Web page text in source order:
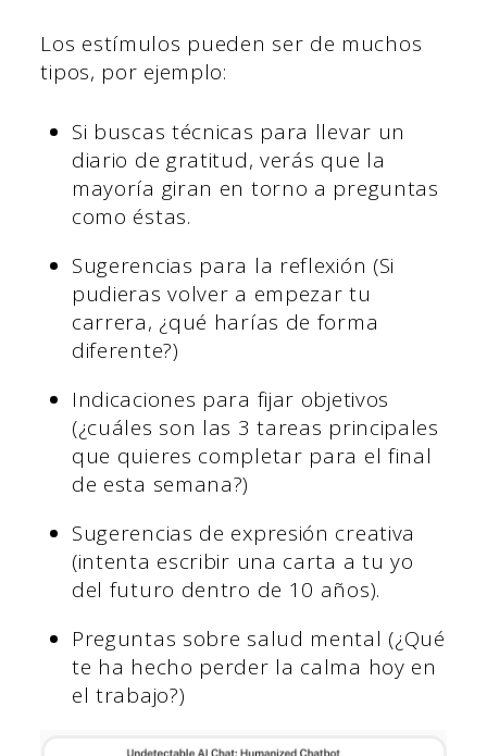
Los estímulos pueden ser de muchos
tipos, por ejemplo:
Si buscas técnicas para llevar un
diario de gratitud, verás que la
mayoría giran en torno a preguntas
como éstas.
Sugerencias para la reflexión (Si
pudieras volver a empezar tu
carrera, ¿qué harías de forma
diferente?)
Indicaciones para fijar objetivos
(¿cuáles son las 3 tareas principales
que quieres completar para el final
de esta semana?)
Sugerencias de expresión creativa
(intenta escribir una carta a tu yo
del futuro dentro de 10 años).
Preguntas sobre salud mental (¿Qué
te ha hecho perder la calma hoy en
el trabajo?)